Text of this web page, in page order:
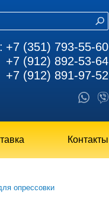
+7 (351) 793-55-60
+7 (912) 892-53-64
+7 (912) 891-97-52
Контакты
опрессовки